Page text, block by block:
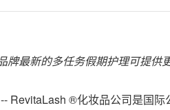
牌最新的多任务假期护理可提供
RevitaLash ®化妆品公司是国